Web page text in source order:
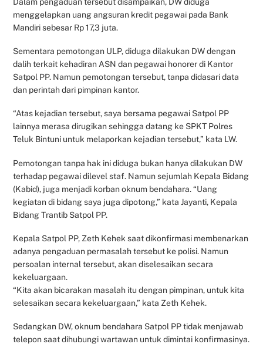
menggelapkan uang angsuran kredit pegawai pada Bank
Mandiri sebesar Rp 17,3 juta.
Sementara pemotongan ULP, diduga dilakukan DW dengan
dalih terkait kehadiran ASN dan pegawai honorer di Kantor
Satpol PP. Namun pemotongan tersebut, tanpa didasari data
dan perintah dari pimpinan kantor.
“Atas kejadian tersebut, saya bersama pegawai Satpol PP
lainnya merasa dirugikan sehingga datang ke SPKT Polres
Teluk Bintuni untuk melaporkan kejadian tersebut,” kata LW.
Pemotongan tanpa hak ini diduga bukan hanya dilakukan DW
terhadap pegawai dilevel staf. Namun sejumlah Kepala Bidang
(Kabid), juga menjadi korban oknum bendahara. “Uang
kegiatan di bidang saya juga dipotong,” kata Jayanti, Kepala
Bidang Trantib Satpol PP.
Kepala Satpol PP, Zeth Kehek saat dikonfirmasi membenarkan
adanya pengaduan permasalah tersebut ke polisi. Namun
persoalan internal tersebut, akan diselesaikan secara
kekeluargaan.
“Kita akan bicarakan masalah itu dengan pimpinan, untuk kita
selesaikan secara kekeluargaan,” kata Zeth Kehek.
Sedangkan DW, oknum bendahara Satpol PP tidak menjawab
telepon saat dihubungi wartawan untuk dimintai konfirmasinya.